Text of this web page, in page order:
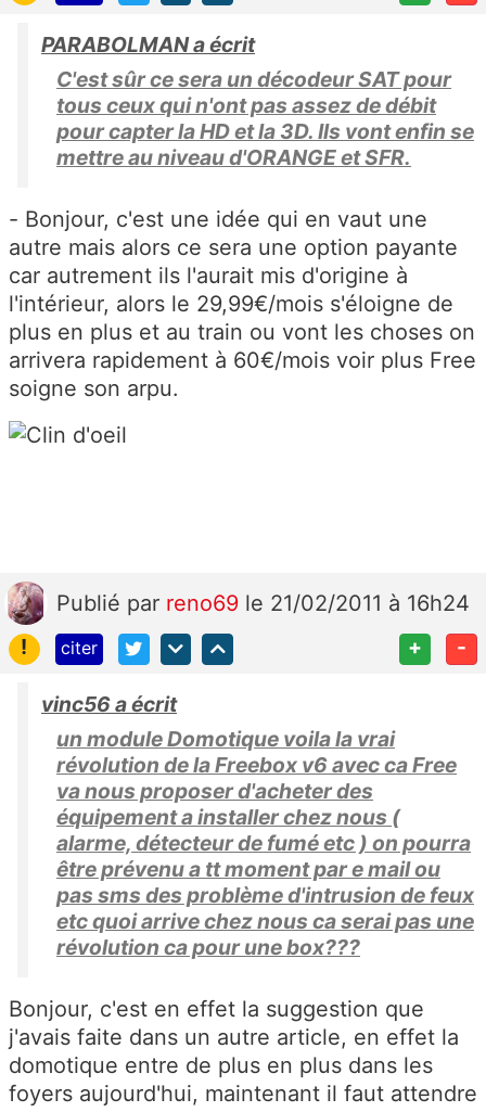
PARABOLMAN a écrit
C'est sûr ce sera un décodeur SAT pour
tous ceux qui n'ont pas assez de débit
pour capter la HD et la 3D. Ils vont enfin se
mettre au niveau d'ORANGE et SFR.
- Bonjour, c'est une idée qui en vaut une
autre mais alors ce sera une option payante
car autrement ils l'aurait mis d'origine à
l'intérieur, alors le 29,99€/mois s'éloigne de
plus en plus et au train ou vont les choses on
arrivera rapidement à 60€/mois voir plus Free
soigne son arpu.
Publié par reno69 le 21/02/2011 à 16h24
!
citer + -
vinc56 a écrit
un module Domotique voila la vrai
révolution de la Freebox v6 avec ca Free
va nous proposer d'acheter des
équipement a installer chez nous (
alarme, détecteur de fumé etc ) on pourra
être prévenu a tt moment par e mail ou
pas sms des problème d'intrusion de feux
etc quoi arrive chez nous ca serai pas une
révolution ca pour une box???
Bonjour, c'est en effet la suggestion que
j'avais faite dans un autre article, en effet la
domotique entre de plus en plus dans les
foyers aujourd'hui, maintenant il faut attendre